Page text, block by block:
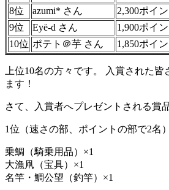
8位
azumi* さん
2,300ポイン
9位
Eyё-d さん
1,900ポイン
10位 ポテト＠芋 さん 1,850ポイン
上位10名の方々です。 入賞された
ます！
さて、入賞者へプレゼントされる賞
1位（速さの部、ポイントの部で2名）
乗鯛（騎乗用品）×1
大漁凧（宝具）×1
名竿・鯛公望（釣竿）×1